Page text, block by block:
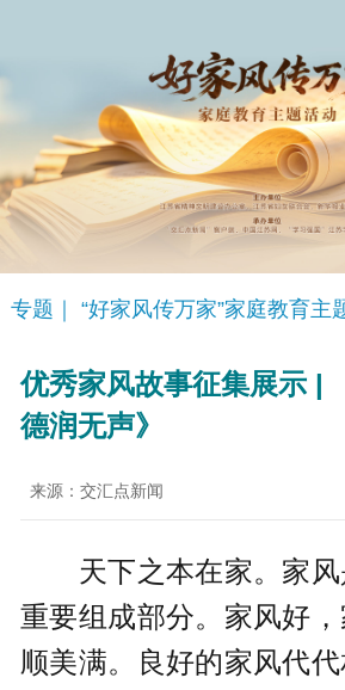
专题｜ “好家风传万家”家庭教育主
优秀家风故事征集展示 |
德润无声》
来源：交汇点新闻
天下之本在家。家风
重要组成部分。家风好
顺美满。良好的家风代